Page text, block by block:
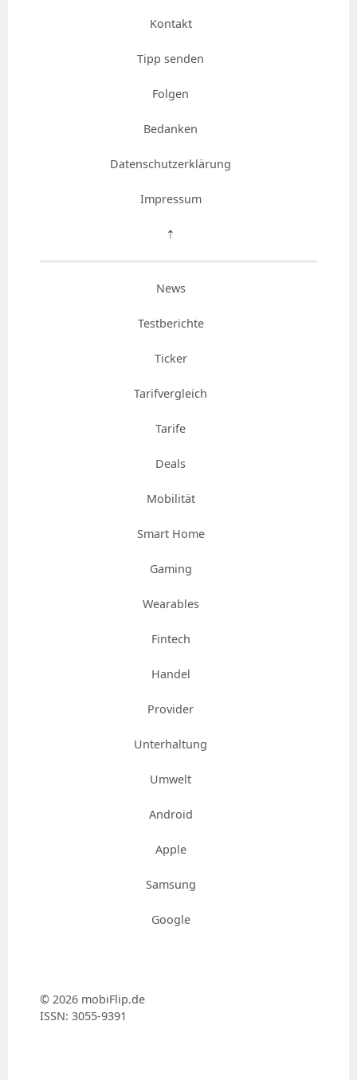
Kontakt
Tipp senden
Folgen
Bedanken
Datenschutzerklärung
Impressum
⇡
News
Testberichte
Ticker
Tarifvergleich
Tarife
Deals
Mobilität
Smart Home
Gaming
Wearables
Fintech
Handel
Provider
Unterhaltung
Umwelt
Android
Apple
Samsung
Google
© 2026 mobiFlip.de
ISSN: 3055-9391